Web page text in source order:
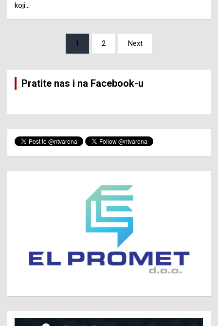
koji…
1 2 Next
Pratite nas i na Facebook-u